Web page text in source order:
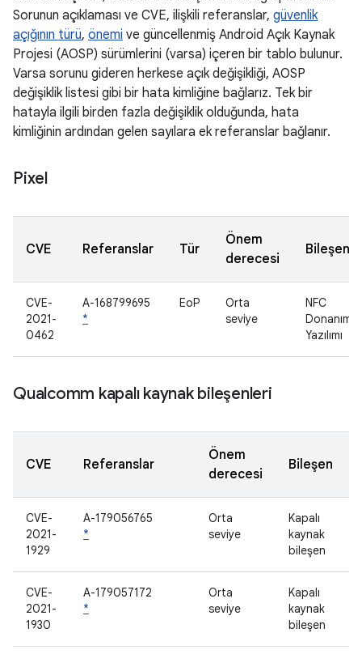
Sorunun açıklaması ve CVE, ilişkili referanslar, güvenlik
açığının türü, önemi ve güncellenmiş Android Açık Kaynak
Projesi (AOSP) sürümlerini (varsa) içeren bir tablo bulunur.
Varsa sorunu gideren herkese açık değişikliği, AOSP
değişiklik listesi gibi bir hata kimliğine bağlarız. Tek bir
hatayla ilgili birden fazla değişiklik olduğunda, hata
kimliğinin ardından gelen sayılara ek referanslar bağlanır.
Pixel
CVE Referanslar Tür
Önem
derecesi
Bileşen
CVE-
2021-
0462
A-168799695
*
EoP
Orta
seviye
NFC
Donanım
Yazılımı
Qualcomm kapalı kaynak bileşenleri
CVE Referanslar
Önem
derecesi
Bileşen
CVE-
2021-
1929
A-179056765
*
Orta
seviye
Kapalı
kaynak
bileşen
CVE-
2021-
1930
A-179057172
*
Orta
seviye
Kapalı
kaynak
bileşen